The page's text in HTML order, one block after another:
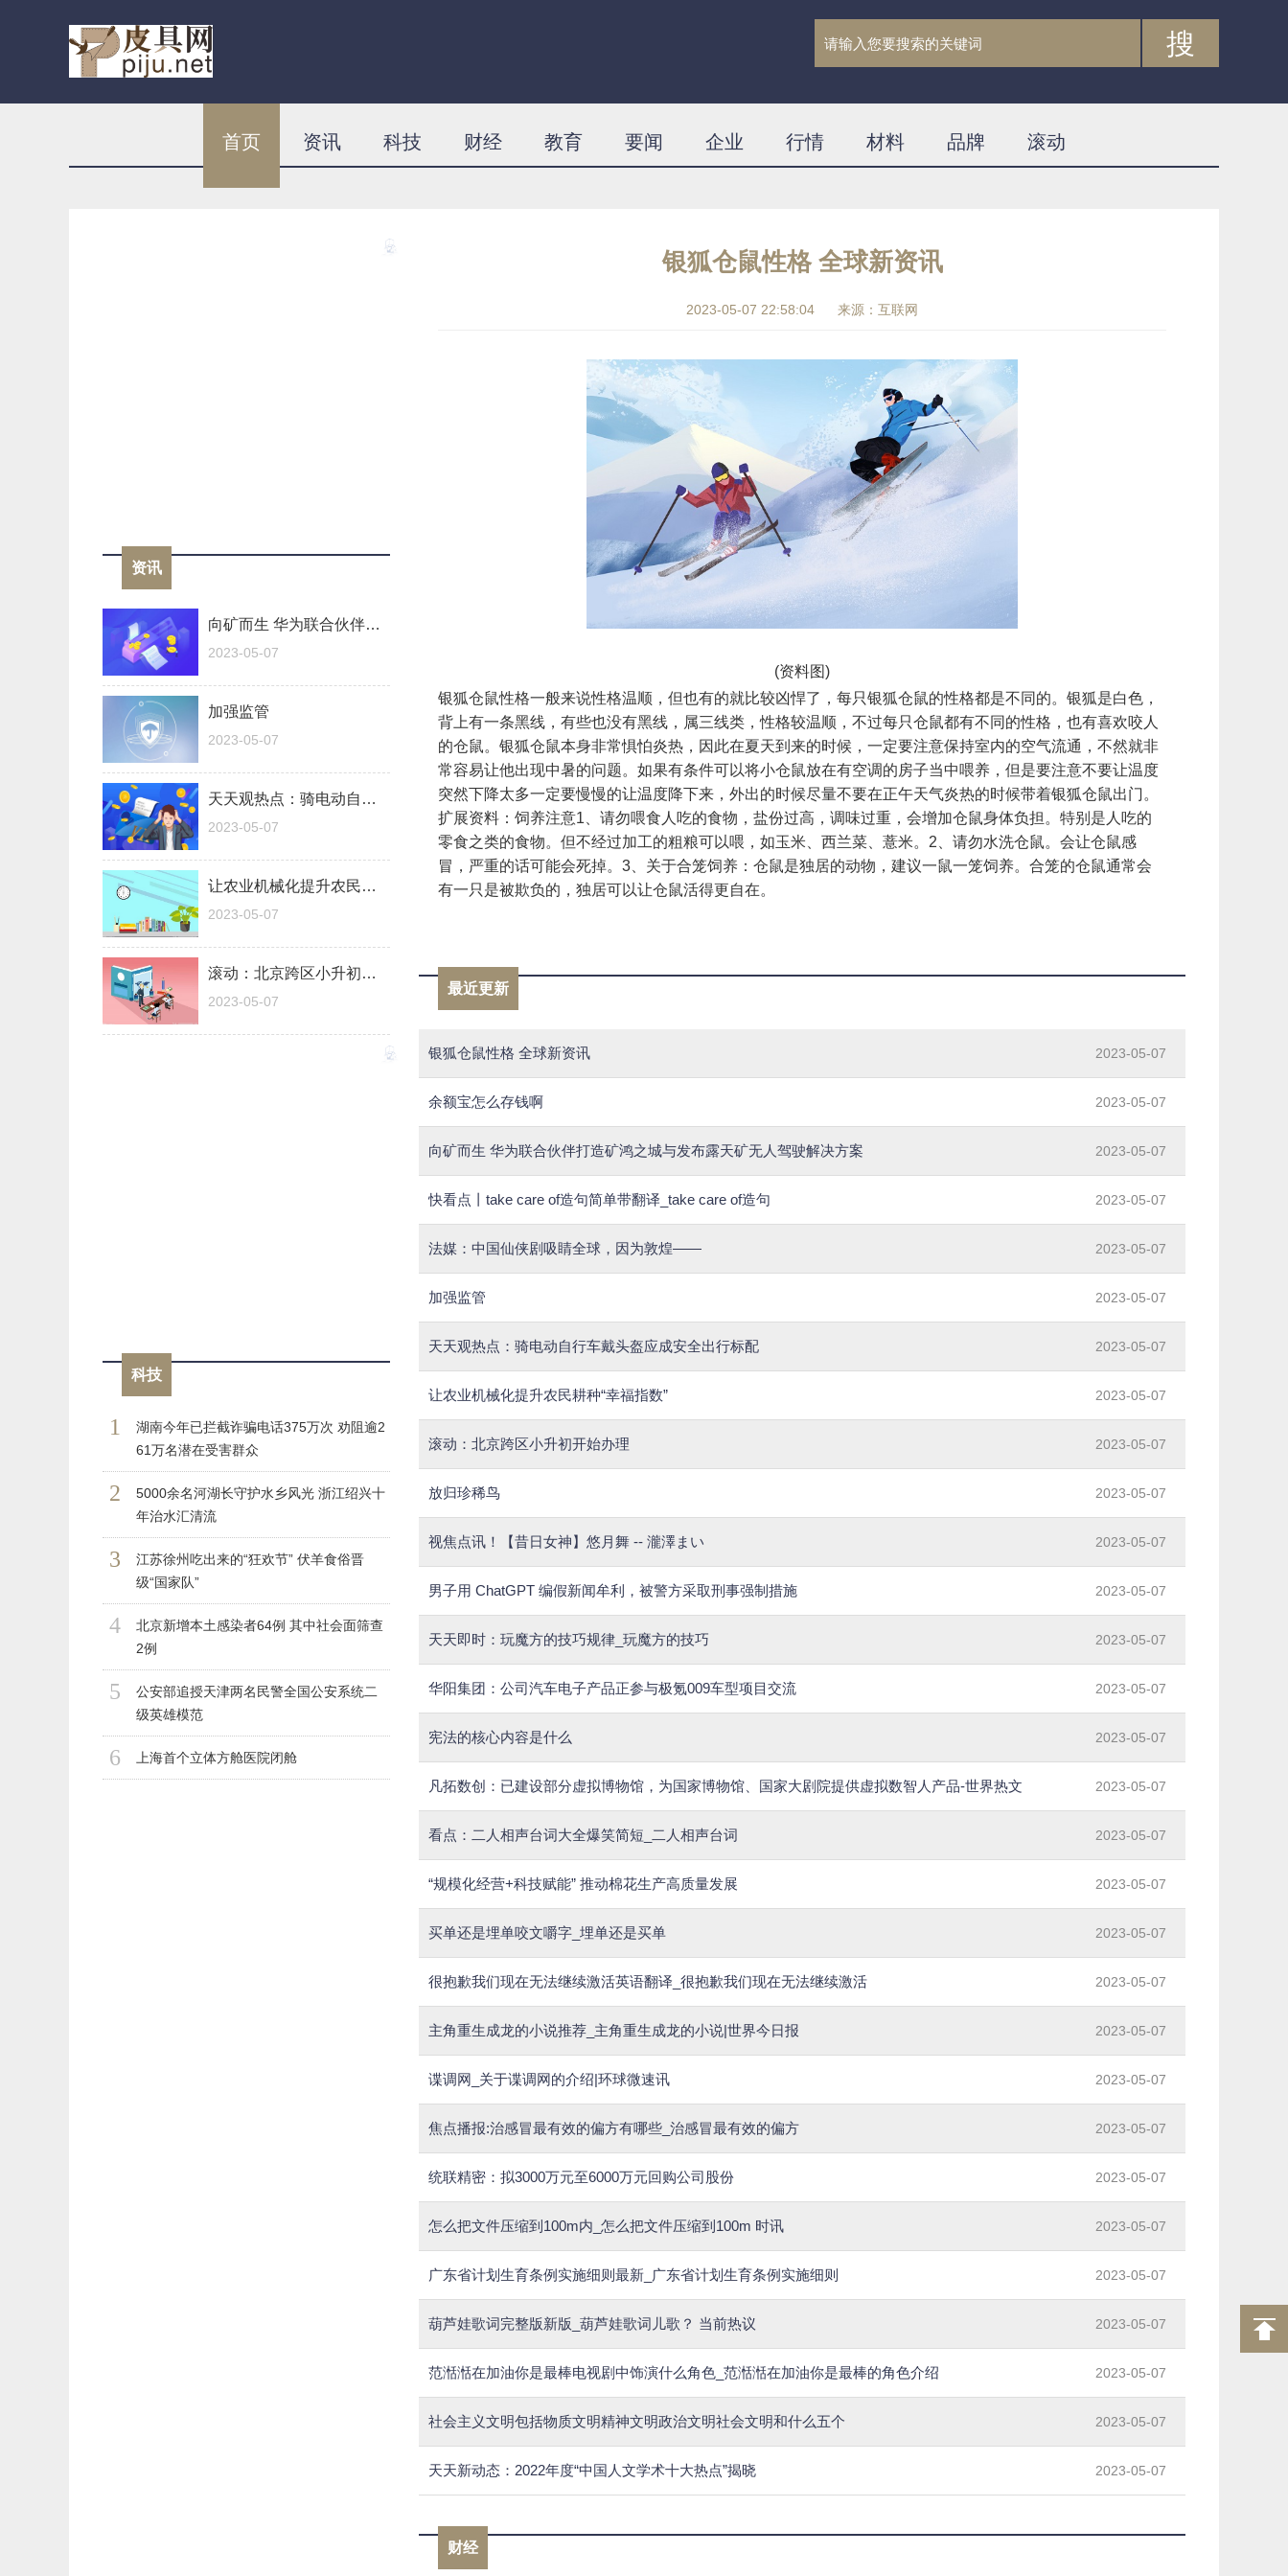
搜
首页 资讯 科技 财经 教育 要闻 企业 行情 材料 品牌 滚动
资讯
向矿而生 华为联合伙伴打造矿鸿之城与发布露天矿无人驾驶解决方案
2023-05-07
加强监管
2023-05-07
天天观热点：骑电动自行车戴头盔应成安全出行标配
2023-05-07
让农业机械化提升农民耕种“幸福指数”
2023-05-07
滚动：北京跨区小升初开始办理
2023-05-07
科技
1
湖南今年已拦截诈骗电话375万次 劝阻逾2
61万名潜在受害群众
2
5000余名河湖长守护水乡风光 浙江绍兴十
年治水汇清流
3
江苏徐州吃出来的“狂欢节” 伏羊食俗晋
级“国家队”
4
北京新增本土感染者64例 其中社会面筛查
2例
5
公安部追授天津两名民警全国公安系统二
级英雄模范
6 上海首个立体方舱医院闭舱
银狐仓鼠性格 全球新资讯
2023-05-07 22:58:04 来源：互联网
(资料图)
银狐仓鼠性格一般来说性格温顺，但也有的就比较凶悍了，每只银狐仓鼠的性格都是不同的。银狐是白色，
背上有一条黑线，有些也没有黑线，属三线类，性格较温顺，不过每只仓鼠都有不同的性格，也有喜欢咬人
的仓鼠。银狐仓鼠本身非常惧怕炎热，因此在夏天到来的时候，一定要注意保持室内的空气流通，不然就非
常容易让他出现中暑的问题。如果有条件可以将小仓鼠放在有空调的房子当中喂养，但是要注意不要让温度
突然下降太多一定要慢慢的让温度降下来，外出的时候尽量不要在正午天气炎热的时候带着银狐仓鼠出门。
扩展资料：饲养注意1、请勿喂食人吃的食物，盐份过高，调味过重，会增加仓鼠身体负担。特别是人吃的
零食之类的食物。但不经过加工的粗粮可以喂，如玉米、西兰菜、薏米。2、请勿水洗仓鼠。会让仓鼠感
冒，严重的话可能会死掉。3、关于合笼饲养：仓鼠是独居的动物，建议一鼠一笼饲养。合笼的仓鼠通常会
有一只是被欺负的，独居可以让仓鼠活得更自在。
最近更新
银狐仓鼠性格 全球新资讯 2023-05-07
余额宝怎么存钱啊 2023-05-07
向矿而生 华为联合伙伴打造矿鸿之城与发布露天矿无人驾驶解决方案 2023-05-07
快看点丨take care of造句简单带翻译_take care of造句 2023-05-07
法媒：中国仙侠剧吸睛全球，因为敦煌—— 2023-05-07
加强监管 2023-05-07
天天观热点：骑电动自行车戴头盔应成安全出行标配 2023-05-07
让农业机械化提升农民耕种“幸福指数” 2023-05-07
滚动：北京跨区小升初开始办理 2023-05-07
放归珍稀鸟 2023-05-07
视焦点讯！【昔日女神】悠月舞 -- 瀧澤まい 2023-05-07
男子用 ChatGPT 编假新闻牟利，被警方采取刑事强制措施 2023-05-07
天天即时：玩魔方的技巧规律_玩魔方的技巧 2023-05-07
华阳集团：公司汽车电子产品正参与极氪009车型项目交流 2023-05-07
宪法的核心内容是什么 2023-05-07
凡拓数创：已建设部分虚拟博物馆，为国家博物馆、国家大剧院提供虚拟数智人产品-世界热文 2023-05-07
看点：二人相声台词大全爆笑简短_二人相声台词 2023-05-07
“规模化经营+科技赋能” 推动棉花生产高质量发展 2023-05-07
买单还是埋单咬文嚼字_埋单还是买单 2023-05-07
很抱歉我们现在无法继续激活英语翻译_很抱歉我们现在无法继续激活 2023-05-07
主角重生成龙的小说推荐_主角重生成龙的小说|世界今日报 2023-05-07
谍调网_关于谍调网的介绍|环球微速讯 2023-05-07
焦点播报:治感冒最有效的偏方有哪些_治感冒最有效的偏方 2023-05-07
统联精密：拟3000万元至6000万元回购公司股份 2023-05-07
怎么把文件压缩到100m内_怎么把文件压缩到100m 时讯 2023-05-07
广东省计划生育条例实施细则最新_广东省计划生育条例实施细则 2023-05-07
葫芦娃歌词完整版新版_葫芦娃歌词儿歌？ 当前热议 2023-05-07
范湉湉在加油你是最棒电视剧中饰演什么角色_范湉湉在加油你是最棒的角色介绍 2023-05-07
社会主义文明包括物质文明精神文明政治文明社会文明和什么五个 2023-05-07
天天新动态：2022年度“中国人文学术十大热点”揭晓 2023-05-07
财经